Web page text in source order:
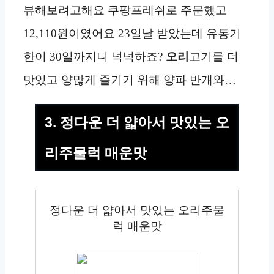
뷰해보려고해요 쿠팡프레쉬로 주문했고
12,110원이였어요 23일날 받았는데 유통기
한이 30일까지니 넉넉하죠? 오리 고기를 더
맛있고 양많게 즐기기 위해 양파 반개와…
3. 정다운 더 얇아서 맛있는 오
리주물럭 매운맛
정다운 더 얇아서 맛있는 오리주물
럭 매운맛